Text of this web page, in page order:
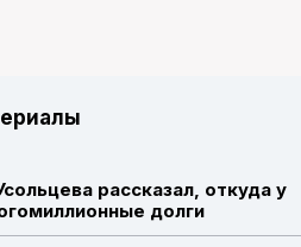
рассказал, откуда у
долги